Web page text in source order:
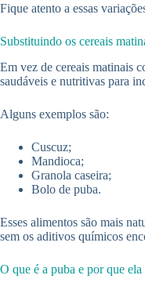
Fique atento a essas
Substituindo os cereais
Em vez de cereais matinais
saudáveis e nutritivas para
Alguns exemplos são:
Cuscuz;
Mandioca;
Granola caseira;
Bolo de puba.
Esses alimentos são mais
sem os aditivos químicos
O que é a puba e por que